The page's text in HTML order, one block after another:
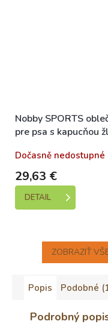
Nobby SPORTS
pre psa s kapucňou
Dočasně nedostupné
29,63 €
DETAIL
ZOBRAZIŤ
Popis Podobné
Podrobný